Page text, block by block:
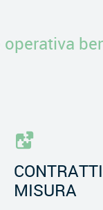
MISURA